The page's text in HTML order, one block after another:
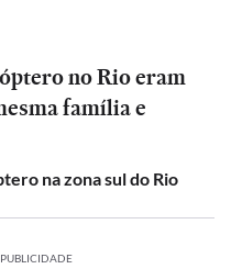
no Rio eram
família e
na zona sul do Rio